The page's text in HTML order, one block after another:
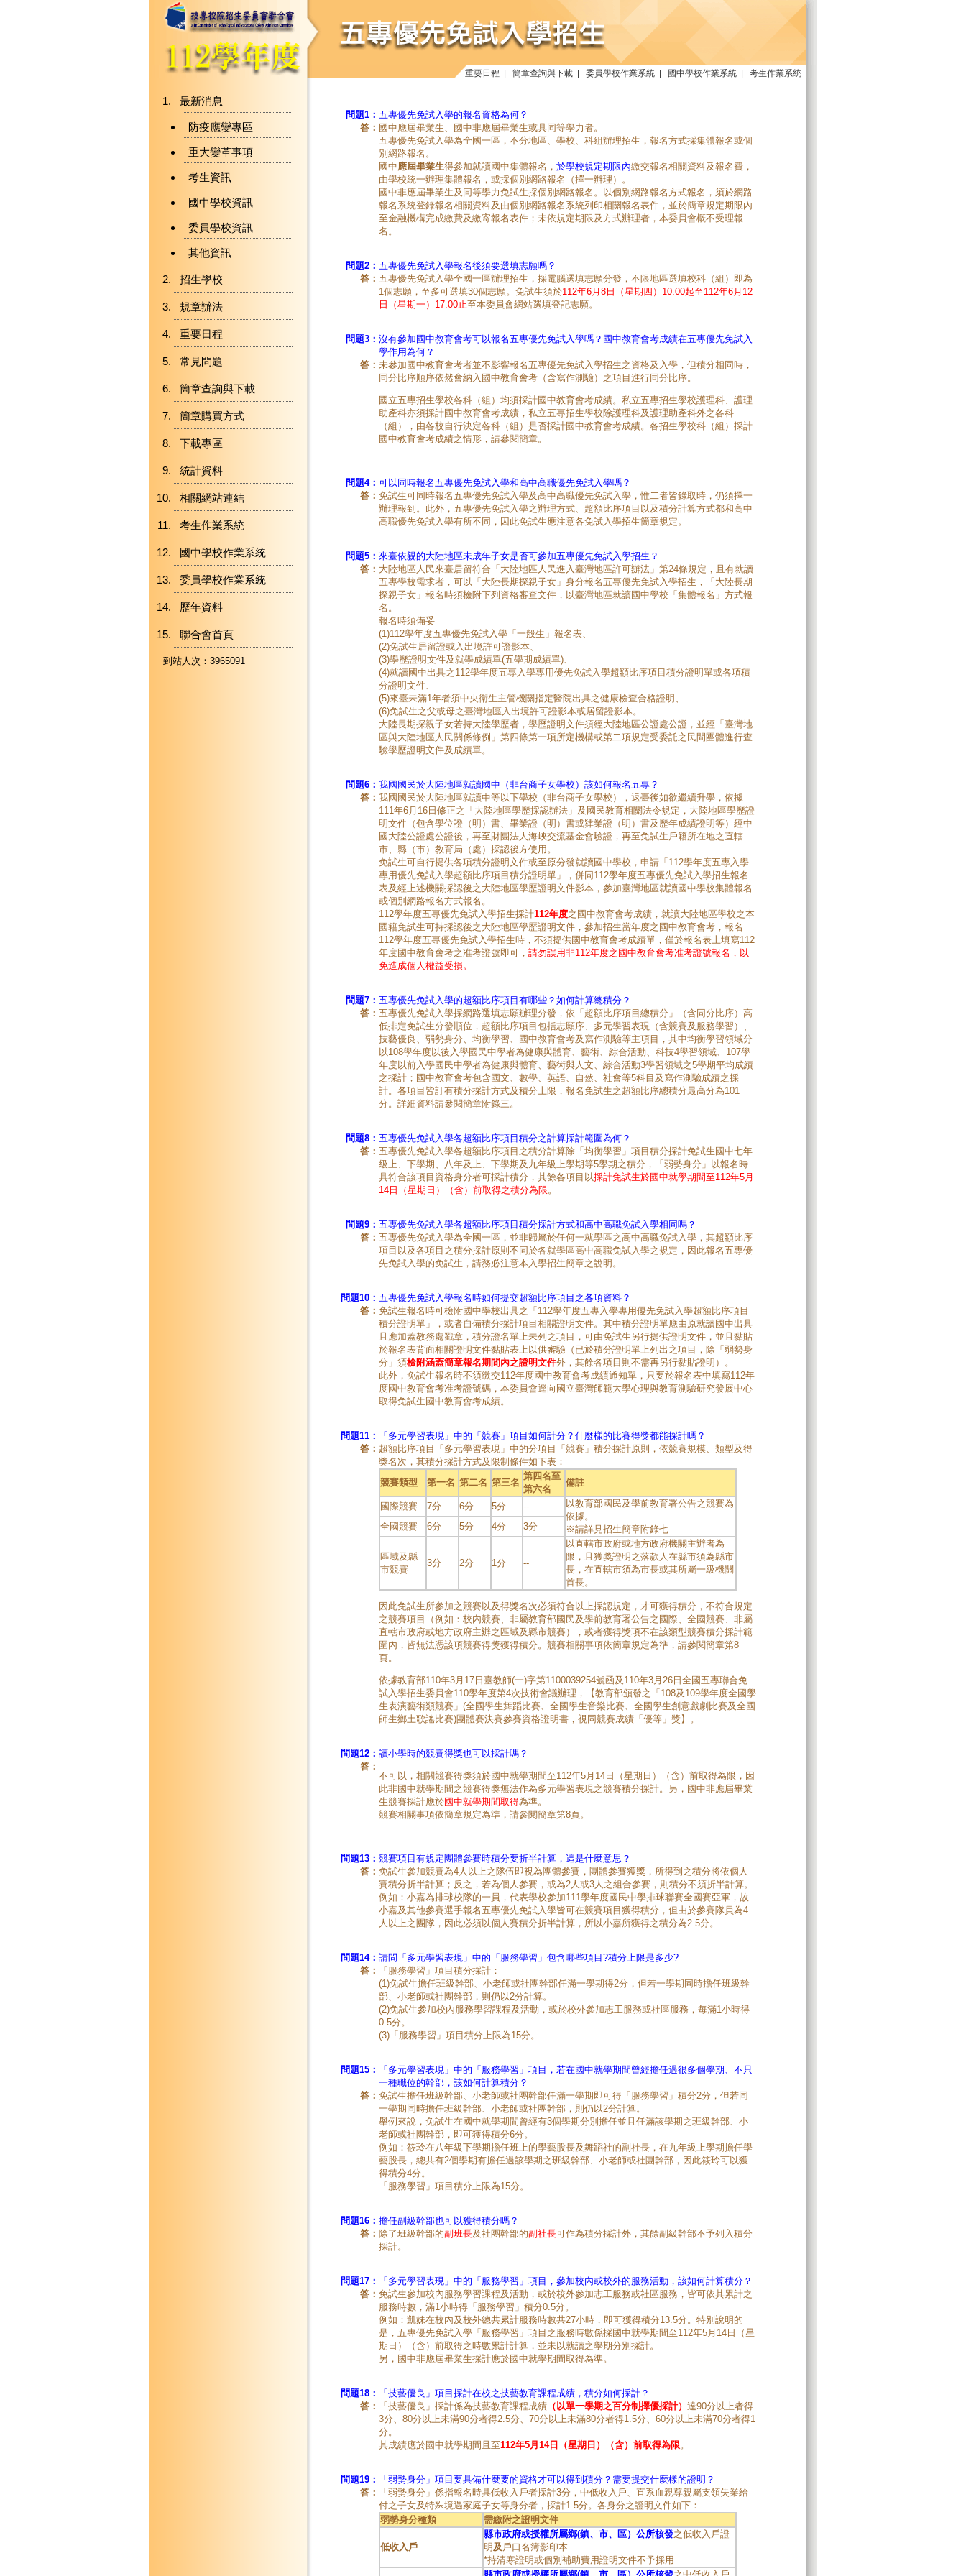
重要日程 簡章查詢與下載 委員學校作業系統 國中學校作業系統 考生作業系統
最新消息
防疫應變專區
重大變革事項
考生資訊
國中學校資訊
委員學校資訊
其他資訊
招生學校
規章辦法
重要日程
常見問題
簡章查詢與下載
簡章購買方式
下載專區
統計資料
相關網站連結
考生作業系統
國中學校作業系統
委員學校作業系統
歷年資料
聯合會首頁
到站人次：3965091
問題1： 五專優先免試入學的報名資格為何？
答： 國中應屆畢業生、國中非應屆畢業生或具同等學力者。
五專優先免試入學為全國一區，不分地區、學校、科組辦理招生，報名方式採集體報名或個
別網路報名。
國中應屆畢業生得參加就讀國中集體報名， 於學校規定期限內繳交報名相關資料及報名費，
由學校統一辦理集體報名，或採個別網路報名（擇一辦理）。
國中非應屆畢業生及同等學力免試生採個別網路報名。以個別網路報名方式報名，須於網路
報名系統登錄報名相關資料及由個別網路報名系統列印相關報名表件，並於簡章規定期限內
至金融機構完成繳費及繳寄報名表件；未依規定期限及方式辦理者，本委員會概不受理報
名。
問題2： 五專優先免試入學報名後須要選填志願嗎？
答： 五專優先免試入學全國一區辦理招生，採電腦選填志願分發，不限地區選填校科（組）即為
1個志願，至多可選填30個志願。免試生須於112年6月8日（星期四）10:00起至112年6月12
日（星期一）17:00止至本委員會網站選填登記志願。
問題3： 沒有參加國中教育會考可以報名五專優先免試入學嗎？國中教育會考成績在五專優先免試入
學作用為何？
答： 未參加國中教育會考者並不影響報名五專優先免試入學招生之資格及入學，但積分相同時，
同分比序順序依然會納入國中教育會考（含寫作測驗）之項目進行同分比序。
國立五專招生學校各科（組）均須採計國中教育會考成績。私立五專招生學校護理科、護理
助產科亦須採計國中教育會考成績，私立五專招生學校除護理科及護理助產科外之各科
（組），由各校自行決定各科（組）是否採計國中教育會考成績。各招生學校科（組）採計
國中教育會考成績之情形，請參閱簡章。
問題4： 可以同時報名五專優先免試入學和高中高職優先免試入學嗎？
答： 免試生可同時報名五專優先免試入學及高中高職優先免試入學，惟二者皆錄取時，仍須擇一
辦理報到。此外，五專優先免試入學之辦理方式、超額比序項目以及積分計算方式都和高中
高職優先免試入學有所不同，因此免試生應注意各免試入學招生簡章規定。
問題5： 來臺依親的大陸地區未成年子女是否可參加五專優先免試入學招生？
答： 大陸地區人民來臺居留符合「大陸地區人民進入臺灣地區許可辦法」第24條規定，且有就讀
五專學校需求者，可以「大陸長期探親子女」身分報名五專優先免試入學招生，「大陸長期
探親子女」報名時須檢附下列資格審查文件，以臺灣地區就讀國中學校「集體報名」方式報
名。
報名時須備妥
(1)112學年度五專優先免試入學「一般生」報名表、
(2)免試生居留證或入出境許可證影本、
(3)學歷證明文件及就學成績單(五學期成績單)、
(4)就讀國中出具之112學年度五專入學專用優先免試入學超額比序項目積分證明單或各項積
分證明文件、
(5)來臺未滿1年者須中央衛生主管機關指定醫院出具之健康檢查合格證明、
(6)免試生之父或母之臺灣地區入出境許可證影本或居留證影本。
大陸長期探親子女若持大陸學歷者，學歷證明文件須經大陸地區公證處公證，並經「臺灣地
區與大陸地區人民關係條例」第四條第一項所定機構或第二項規定受委託之民間團體進行查
驗學歷證明文件及成績單。
問題6： 我國國民於大陸地區就讀國中（非台商子女學校）該如何報名五專？
答： 我國國民於大陸地區就讀中等以下學校（非台商子女學校），返臺後如欲繼續升學，依據
111年6月16日修正之「大陸地區學歷採認辦法」及國民教育相關法令規定，大陸地區學歷證
明文件（包含學位證（明）書、畢業證（明）書或肄業證（明）書及歷年成績證明等）經中
國大陸公證處公證後，再至財團法人海峽交流基金會驗證，再至免試生戶籍所在地之直轄
市、縣（市）教育局（處）採認後方使用。
免試生可自行提供各項積分證明文件或至原分發就讀國中學校，申請「112學年度五專入學
專用優先免試入學超額比序項目積分證明單」，併同112學年度五專優先免試入學招生報名
表及經上述機關採認後之大陸地區學歷證明文件影本，參加臺灣地區就讀國中學校集體報名
或個別網路報名方式報名。
112學年度五專優先免試入學招生採計112年度之國中教育會考成績，就讀大陸地區學校之本
國籍免試生可持採認後之大陸地區學歷證明文件，參加招生當年度之國中教育會考，報名
112學年度五專優先免試入學招生時，不須提供國中教育會考成績單，僅於報名表上填寫112
年度國中教育會考之准考證號即可， 請勿誤用非112年度之國中教育會考准考證號報名，以
免造成個人權益受損。
問題7： 五專優先免試入學的超額比序項目有哪些？如何計算總積分？
答： 五專優先免試入學採網路選填志願辦理分發，依「超額比序項目總積分」（含同分比序）高
低排定免試生分發順位，超額比序項目包括志願序、多元學習表現（含競賽及服務學習）、
技藝優良、弱勢身分、均衡學習、國中教育會考及寫作測驗等主項目，其中均衡學習領域分
以108學年度以後入學國民中學者為健康與體育、藝術、綜合活動、科技4學習領域、107學
年度以前入學國民中學者為健康與體育、藝術與人文、綜合活動3學習領域之5學期平均成績
之採計；國中教育會考包含國文、數學、英語、自然、社會等5科目及寫作測驗成績之採
計。各項目皆訂有積分採計方式及積分上限，報名免試生之超額比序總積分最高分為101
分。詳細資料請參閱簡章附錄三。
問題8： 五專優先免試入學各超額比序項目積分之計算採計範圍為何？
答： 五專優先免試入學各超額比序項目之積分計算除「均衡學習」項目積分採計免試生國中七年
級上、下學期、八年及上、下學期及九年級上學期等5學期之積分，「弱勢身分」以報名時
具符合該項目資格身分者可採計積分，其餘各項目以採計免試生於國中就學期間至112年5月
14日（星期日）（含）前取得之積分為限。
問題9： 五專優先免試入學各超額比序項目積分採計方式和高中高職免試入學相同嗎？
答： 五專優先免試入學為全國一區，並非歸屬於任何一就學區之高中高職免試入學，其超額比序
項目以及各項目之積分採計原則不同於各就學區高中高職免試入學之規定，因此報名五專優
先免試入學的免試生，請務必注意本入學招生簡章之說明。
問題10： 五專優先免試入學報名時如何提交超額比序項目之各項資料？
答： 免試生報名時可檢附國中學校出具之「112學年度五專入學專用優先免試入學超額比序項目
積分證明單」，或者自備積分採計項目相關證明文件。其中積分證明單應由原就讀國中出具
且應加蓋教務處戳章，積分證名單上未列之項目，可由免試生另行提供證明文件，並且黏貼
於報名表背面相關證明文件黏貼表上以供審驗（已於積分證明單上列出之項目，除「弱勢身
分」須檢附涵蓋簡章報名期間內之證明文件外，其餘各項目則不需再另行黏貼證明）。
此外，免試生報名時不須繳交112年度國中教育會考成績通知單，只要於報名表中填寫112年
度國中教育會考准考證號碼，本委員會逕向國立臺灣師範大學心理與教育測驗研究發展中心
取得免試生國中教育會考成績。
問題11：
「多元學習表現」中的「競賽」項目如何計分？什麼樣的比賽得獎都能採計嗎？
答： 超額比序項目「多元學習表現」中的分項目「競賽」積分採計原則，依競賽規模、類型及得
獎名次，其積分採計方式及限制條件如下表：
競賽類型
第一名 第二名 第三名
第四名至
第六名
備註
國際競賽 7分 6分 5分 --
以教育部國民及學前教育署公告之競賽為
依據。
※請詳見招生簡章附錄七
全國競賽 6分 5分 4分 3分
區域及縣
市競賽
3分 2分 1分 --
以直轄市政府或地方政府機關主辦者為
限，且獲獎證明之落款人在縣市須為縣市
長，在直轄市須為市長或其所屬一級機關
首長。
因此免試生所參加之競賽以及得獎名次必須符合以上採認規定，才可獲得積分，不符合規定
之競賽項目（例如：校內競賽、非屬教育部國民及學前教育署公告之國際、全國競賽、非屬
直轄市政府或地方政府主辦之區域及縣市競賽），或者獲得獎項不在該類型競賽積分採計範
圍內，皆無法憑該項競賽得獎獲得積分。競賽相關事項依簡章規定為準，請參閱簡章第8
頁。
依據教育部110年3月17日臺教師(一)字第1100039254號函及110年3月26日全國五專聯合免
試入學招生委員會110學年度第4次技術會議辦理，【教育部頒發之「108及109學年度全國學
生表演藝術類競賽」(全國學生舞蹈比賽、全國學生音樂比賽、全國學生創意戲劇比賽及全國
師生鄉土歌謠比賽)團體賽決賽參賽資格證明書，視同競賽成績「優等」獎】。
問題12： 讀小學時的競賽得獎也可以採計嗎？
答：
不可以，相關競賽得獎須於國中就學期間至112年5月14日（星期日）（含）前取得為限，因
此非國中就學期間之競賽得獎無法作為多元學習表現之競賽積分採計。另，國中非應屆畢業
生競賽採計應於國中就學期間取得為準。
競賽相關事項依簡章規定為準，請參閱簡章第8頁。
問題13： 競賽項目有規定團體參賽時積分要折半計算，這是什麼意思？
答： 免試生參加競賽為4人以上之隊伍即視為團體參賽，團體參賽獲獎，所得到之積分將依個人
賽積分折半計算；反之，若為個人參賽，或為2人或3人之組合參賽，則積分不須折半計算。
例如：小嘉為排球校隊的一員，代表學校參加111學年度國民中學排球聯賽全國賽亞軍，故
小嘉及其他參賽選手報名五專優先免試入學皆可在競賽項目獲得積分，但由於參賽隊員為4
人以上之團隊，因此必須以個人賽積分折半計算，所以小嘉所獲得之積分為2.5分。
問題14： 請問「多元學習表現」中的「服務學習」包含哪些項目?積分上限是多少?
答：
「服務學習」項目積分採計：
(1)免試生擔任班級幹部、小老師或社團幹部任滿一學期得2分，但若一學期同時擔任班級幹
部、小老師或社團幹部，則仍以2分計算。
(2)免試生參加校內服務學習課程及活動，或於校外參加志工服務或社區服務，每滿1小時得
0.5分。
(3)「服務學習」項目積分上限為15分。
問題15：
「多元學習表現」中的「服務學習」項目，若在國中就學期間曾經擔任過很多個學期、不只
一種職位的幹部，該如何計算積分？
答： 免試生擔任班級幹部、小老師或社團幹部任滿一學期即可得「服務學習」積分2分，但若同
一學期同時擔任班級幹部、小老師或社團幹部，則仍以2分計算。
舉例來說，免試生在國中就學期間曾經有3個學期分別擔任並且任滿該學期之班級幹部、小
老師或社團幹部，即可獲得積分6分。
例如：筱玲在八年級下學期擔任班上的學藝股長及舞蹈社的副社長，在九年級上學期擔任學
藝股長，總共有2個學期有擔任過該學期之班級幹部、小老師或社團幹部，因此筱玲可以獲
得積分4分。
「服務學習」項目積分上限為15分。
問題16： 擔任副級幹部也可以獲得積分嗎？
答： 除了班級幹部的副班長及社團幹部的副社長可作為積分採計外，其餘副級幹部不予列入積分
採計。
問題17：
「多元學習表現」中的「服務學習」項目，參加校內或校外的服務活動，該如何計算積分？
答： 免試生參加校內服務學習課程及活動，或於校外參加志工服務或社區服務，皆可依其累計之
服務時數，滿1小時得「服務學習」積分0.5分。
例如：凱妹在校內及校外總共累計服務時數共27小時，即可獲得積分13.5分。特別說明的
是，五專優先免試入學「服務學習」項目之服務時數係採國中就學期間至112年5月14日（星
期日）（含）前取得之時數累計計算，並未以就讀之學期分別採計。
另，國中非應屆畢業生採計應於國中就學期間取得為準。
問題18：
「技藝優良」項目採計在校之技藝教育課程成績，積分如何採計？
答：
「技藝優良」採計係為技藝教育課程成績（以單一學期之百分制擇優採計） 達90分以上者得
3分、80分以上未滿90分者得2.5分、70分以上未滿80分者得1.5分、60分以上未滿70分者得1
分。
其成績應於國中就學期間且至112年5月14日（星期日）（含）前取得為限。
問題19：
「弱勢身分」項目要具備什麼要的資格才可以得到積分？需要提交什麼樣的證明？
答：
「弱勢身分」係指報名時具低收入戶者採計3分，中低收入戶、直系血親尊親屬支領失業給
付之子女及特殊境遇家庭子女等身分者，採計1.5分。各身分之證明文件如下：
弱勢身分種類
需繳附之證明文件
低收入戶
縣市政府或授權所屬鄉(鎮、市、區）公所核發之低收入戶證
明及 戶口名簿影印本
*持清寒證明或個別補助費用證明文件不予採用